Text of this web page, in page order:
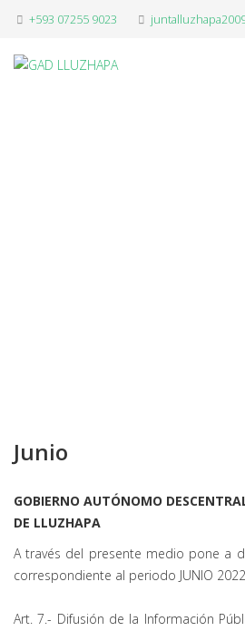
+593 07255 9023
Junio
GOBIERNO AUTÓNOMO
DE LLUZHAPA
A través del presente medio pone a
correspondiente al periodo JUNIO
Art. 7.- Difusión de la Información